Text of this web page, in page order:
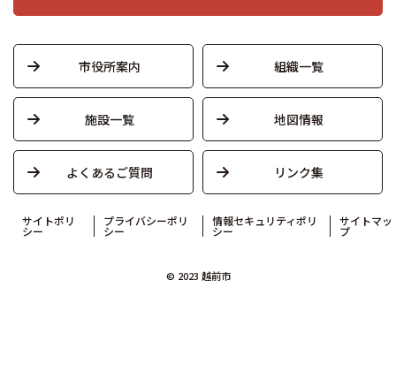
市役所案内 組織一覧
施設一覧 地図情報
よくあるご質問 リンク集
サイトポリ
シー
プライバシーポリ
シー
情報セキュリティポリ
シー
サイトマッ
プ
© 2023 越前市